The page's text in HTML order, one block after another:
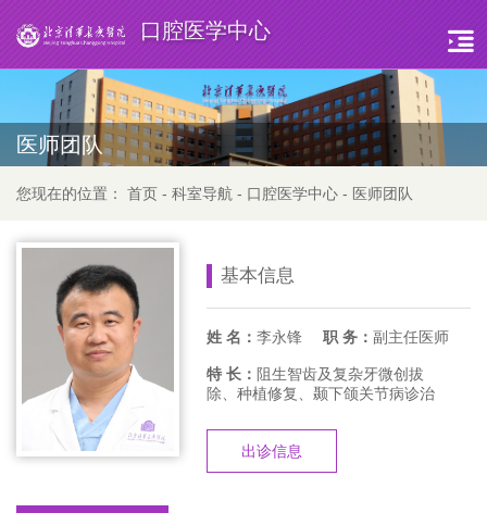
口腔医学中心
医师团队
您现在的位置： 首页 - 科室导航 - 口腔医学中心 - 医师团队
基本信息
姓 名： 李永锋 职 务：副主任医师
特 长： 阻生智齿及复杂牙微创拔
除、种植修复、颞下颌关节病诊治
出诊信息